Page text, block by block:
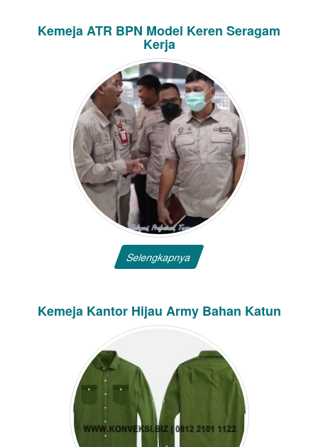
Kemeja ATR BPN Model Keren Seragam
Kerja
Selengkapnya
Kemeja Kantor Hijau Army Bahan Katun